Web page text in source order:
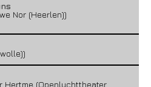
Nor (Heerlen))
Hertme (Openluchttheater